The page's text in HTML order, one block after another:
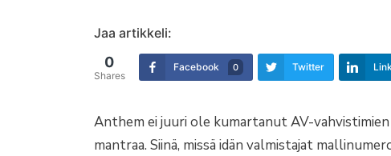
Jaa artikkeli:
0
Shares
Facebook 0 Twitter
Anthem ei juuri ole kumartanut AV-
mantraa. Siinä, missä idän valmistajat